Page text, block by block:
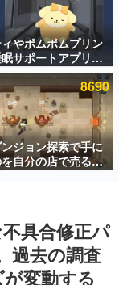
時のエピソードをお
は何か？を探ってい
』は、〈試験問題〉
若きクリエイター達
っていきます。
に取材し、ゲームが
与えた影響を探る企
なトピック・タイト
やポムポムプリン
サポートアプリ
が配信中。キャラ
や目覚ましアラー
8690
ンジョン探索で手に
自分の店で売るゲ
』がSteam
を記念したキャンペ
具合修正パ
過去の調査
変動する